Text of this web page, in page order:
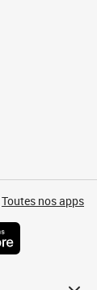
Toutes nos apps